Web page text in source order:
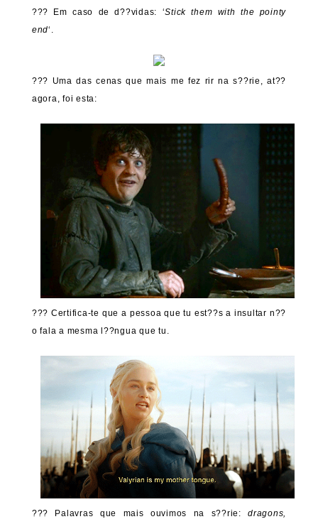
??? Em caso de d??vidas: ‘Stick them with the pointy
end‘.
??? Uma das cenas que mais me fez rir na s??rie, at??
agora, foi esta:
??? Certifica-te que a pessoa que tu est??s a insultar n??
o fala a mesma l??ngua que tu.
??? Palavras que mais ouvimos na s??rie:dragons,